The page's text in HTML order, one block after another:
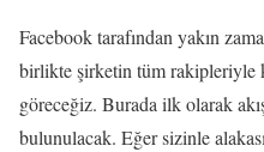
Facebook tarafından yakın
birlikte şirketin tüm rakipleriyle
göreceğiz. Burada ilk olarak
bulunulacak. Eğer sizinle